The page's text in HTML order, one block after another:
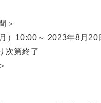
＞
）10:00～ 2023年8月20
次第終了